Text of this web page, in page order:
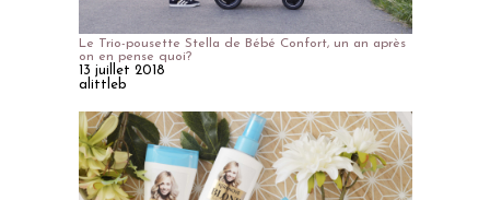
Le Trio-pousette Stella de Bébé Confort, un an après
on en pense quoi?
13 juillet 2018
alittleb